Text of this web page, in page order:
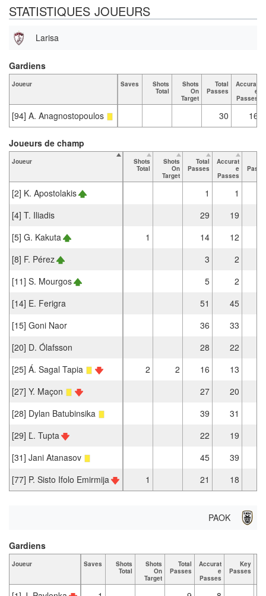
STATISTIQUES JOUEURS
Larisa
Joueur Saves
Shots
Total
Shots
On
Target
Total
Passes
Accurat
e
Passes
[94] A. Anagnostopoulos 30 16
Gardiens
Joueur
Shots
Total
Shots
On
Target
Total
Passes
Accurat
e
Passes
[2] K. Apostolakis 1
1
[4] T. Iliadis
29
19
[5] G. Kakuta
1 14 12
[8] F. Pérez
3
2
[11] S. Mourgos
5
2
[14] E. Ferigra
51
45
[15] Goni Naor
36
33
[20] D. Ólafsson
28
22
[25] Á. Sagal Tapia
2 2 16
13
[27] Y. Maçon
27
20
[28] Dylan Batubinsika
39
31
[29] Ľ. Tupta
22 19
[31] Jani Atanasov
45
39
[77] P. Sisto Ifolo Emirmija
1 21 18
Joueurs de champ
PAOK
Joueur Saves
Shots
Total
Shots
On
Target
Total
Passes
Accurat
e
Passes
Key
Passes
Gardiens